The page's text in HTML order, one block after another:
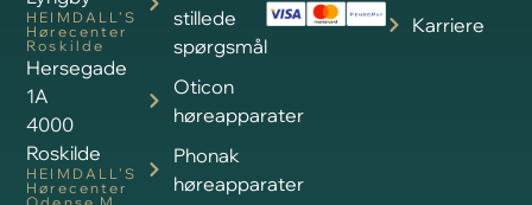
HEIMDALL’S
Hørecenter
Roskilde
Hersegade
1A
4000
Roskilde
HEIMDALL’S
Hørecenter
Karriere
stillede
spørgsmål
Oticon
høreapparater
Phonak
høreapparater